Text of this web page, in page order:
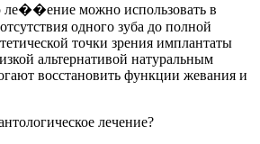
ле��ение можно использовать в
одного зуба до полной
точки зрения имплантаты
альтернативой натуральным
восстановить функции жевания и
лечение?